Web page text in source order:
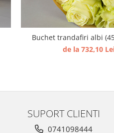
Buchet trandafiri albi
de la 732,10
SUPORT CLIENTI
0741098444